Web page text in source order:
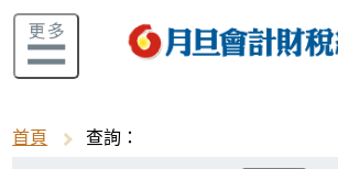
首頁 查詢：